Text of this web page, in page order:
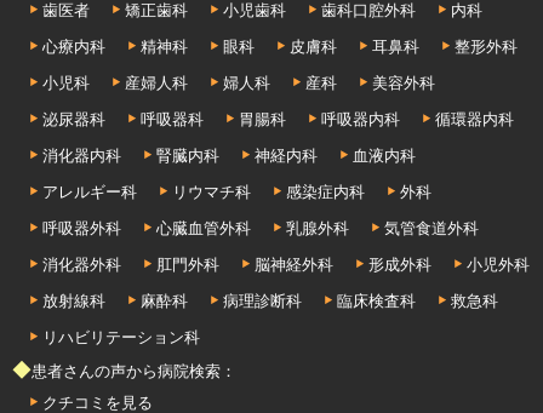
歯医者
矯正歯科 小児歯科 歯科口腔外科
内科
心療内科
精神科 眼科 皮膚科 耳鼻科
整形外科
小児科
産婦人科 婦人科 産科
美容外科
泌尿器科
呼吸器科 胃腸科 呼吸器内科
循環器内科
消化器内科
腎臓内科 神経内科
血液内科
アレルギー科
リウマチ科 感染症内科
外科
呼吸器外科
心臓血管外科 乳腺外科
気管食道外科
消化器外科
肛門外科 脳神経外科 形成外科
小児外科
放射線科
麻酔科 病理診断科 臨床検査科
救急科
リハビリテーション科
◆患者さんの声から病院検索：
クチコミを見る